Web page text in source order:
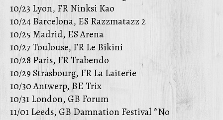
10/23 Lyon, FR Ninksi Kao
10/24 Barcelona, ES Razzmatazz 2
10/25 Madrid, ES Arena
10/27 Toulouse, FR Le Bikini
10/28 Paris, FR Trabendo
10/29 Strasbourg, FR La Laiterie
10/30 Antwerp, BE Trix
10/31 London, GB Forum
11/01 Leeds, GB Damnation Festival *No